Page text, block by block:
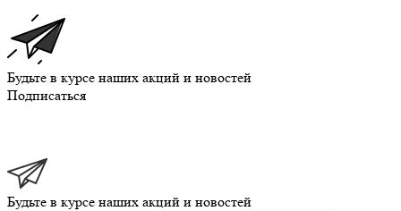
Будьте в курсе наших акций и новостей
Подписаться
Будьте в курсе наших акций и новостей